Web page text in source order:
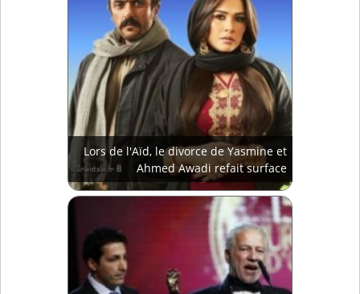
Lors de l'Aïd, le divorce de Yasmine et
Ahmed Awadi refait surface